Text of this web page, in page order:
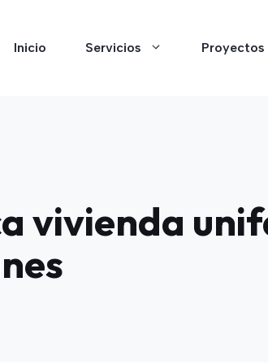
Inicio Servicios Proyectos
vivienda